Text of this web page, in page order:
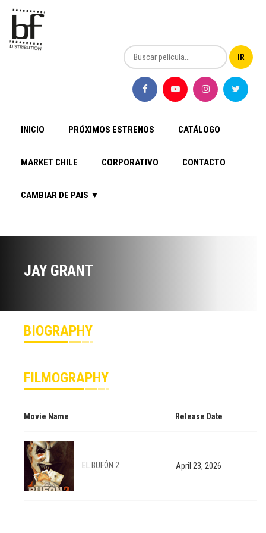
INICIO PRÓXIMOS ESTRENOS CATÁLOGO
MARKET CHILE CORPORATIVO CONTACTO
CAMBIAR DE PAIS ▼
JAY GRANT
BIOGRAPHY
FILMOGRAPHY
Movie Name Release Date
EL BUFÓN 2 April 23, 2026